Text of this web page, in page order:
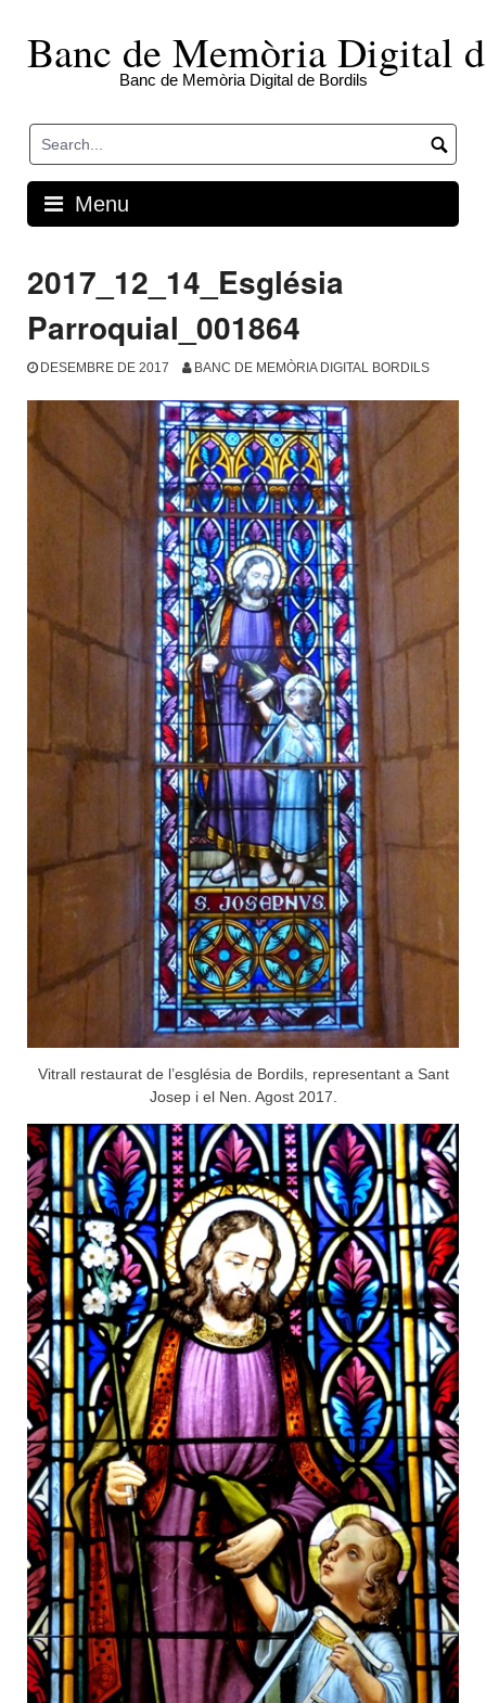
contentBanc de Memòria Digital
Banc de Memòria Digital de Bordils
Menu
2017_12_14_Església
Parroquial_001864
DESEMBRE DE 2017 BANC DE MEMÒRIA DIGITAL BORDILS
Vitrall restaurat de l’església de Bordils, representant a Sant
Josep i el Nen. Agost 2017.